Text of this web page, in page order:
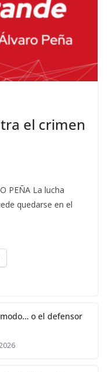
el crimen
PEÑA La lucha
quedarse en el
o el defensor